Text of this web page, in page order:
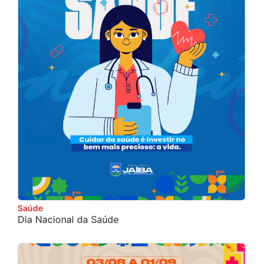
Saúde
Dia Nacional da Saúde